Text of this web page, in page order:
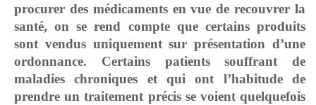
procurer des médicaments en vue de recouvrer la
santé, on se rend compte que certains produits
sont vendus uniquement sur présentation d’une
ordonnance. Certains patients souffrant de
maladies chroniques et qui ont l’habitude de
prendre un traitement précis se voient quelquefois